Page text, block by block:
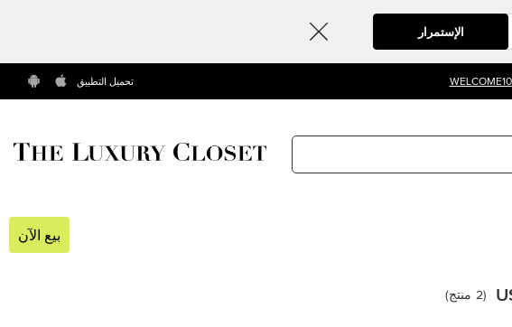
الإستمرار
تحميل التطبيق
بيع الآن
(
2 منتج)